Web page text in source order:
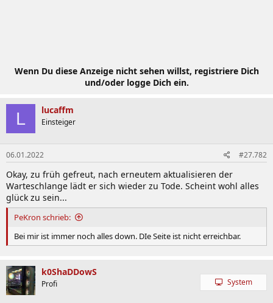
Wenn Du diese Anzeige nicht sehen willst, registriere Dich
und/oder logge Dich ein.
L lucaffm
Einsteiger
06.01.2022 #27.782
Okay, zu früh gefreut, nach erneutem aktualisieren der
Warteschlange lädt er sich wieder zu Tode. Scheint wohl alles
glück zu sein...
PeKron schrieb:
Bei mir ist immer noch alles down. DIe Seite ist nicht erreichbar.
k0ShaDDowS
Profi System